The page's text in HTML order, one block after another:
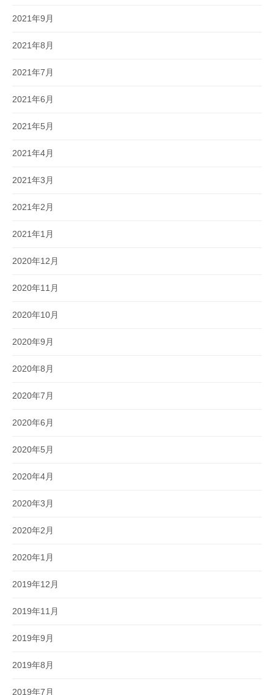
2021年9月
2021年8月
2021年7月
2021年6月
2021年5月
2021年4月
2021年3月
2021年2月
2021年1月
2020年12月
2020年11月
2020年10月
2020年9月
2020年8月
2020年7月
2020年6月
2020年5月
2020年4月
2020年3月
2020年2月
2020年1月
2019年12月
2019年11月
2019年9月
2019年8月
2019年7月